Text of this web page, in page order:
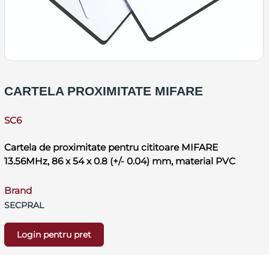
CARTELA PROXIMITATE MIFARE
SC6
Cartela de proximitate pentru cititoare MIFARE
13.56MHz, 86 x 54 x 0.8 (+/- 0.04) mm, material PVC
Brand
SECPRAL
Login pentru pret